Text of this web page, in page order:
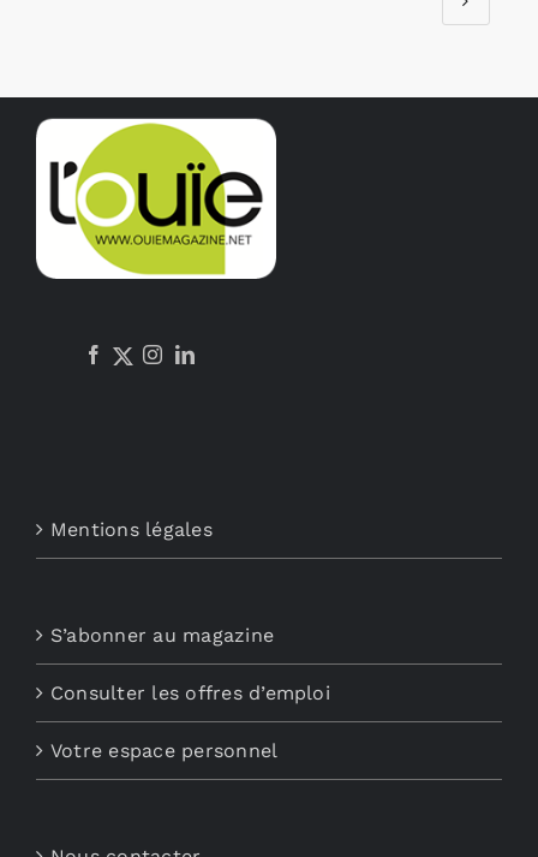
Mentions légales
S’abonner au magazine
Consulter les offres d’emploi
Votre espace personnel